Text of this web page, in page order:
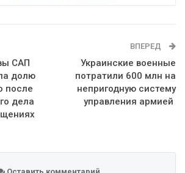
САП
долю
после
дела
ВПЕРЕД
Украинские военные
потратили 600 млн на
непригодную систему
управления армией